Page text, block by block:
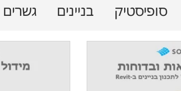
סופיסטיק בניינים גשרים